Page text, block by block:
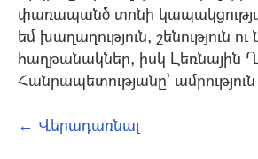
փառապանծ տոնի
եմ խաղաղություն, շենություն ու
հաղթանակներ, իսկ Լեռնային
Հանրապետությանը`
← Վերադառնալ